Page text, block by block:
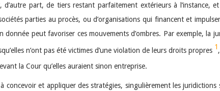
part, de tiers restant parfaitement extérieurs à l’instance,
parties au procès, ou d’organisations qui financent et
peut favoriser ces mouvements d’ombres. Par exemple, la
n’ont pas été victimes d’une violation de leurs droits propres 1
la Cour qu’elles auraient sinon entreprise.
concevoir et appliquer des stratégies, singulièrement les